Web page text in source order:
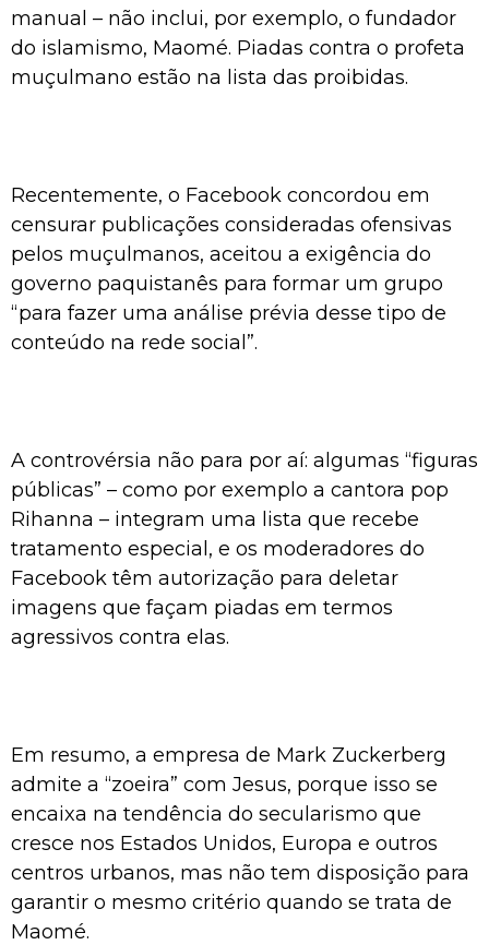
manual – não inclui, por exemplo, o fundador
do islamismo, Maomé. Piadas contra o profeta
muçulmano estão na lista das proibidas.
Recentemente, o Facebook concordou em
censurar publicações consideradas ofensivas
pelos muçulmanos, aceitou a exigência do
governo paquistanês para formar um grupo
“para fazer uma análise prévia desse tipo de
conteúdo na rede social”.
A controvérsia não para por aí: algumas “figuras
públicas” – como por exemplo a cantora pop
Rihanna – integram uma lista que recebe
tratamento especial, e os moderadores do
Facebook têm autorização para deletar
imagens que façam piadas em termos
agressivos contra elas.
Em resumo, a empresa de Mark Zuckerberg
admite a “zoeira” com Jesus, porque isso se
encaixa na tendência do secularismo que
cresce nos Estados Unidos, Europa e outros
centros urbanos, mas não tem disposição para
garantir o mesmo critério quando se trata de
Maomé.